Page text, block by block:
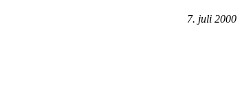
7. juli 2000